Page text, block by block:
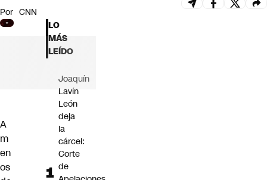
Por CNN
A
m
en
os
LO
MÁS
LEÍDO
Joaquín
Lavín
León
deja
la
cárcel:
Corte
de